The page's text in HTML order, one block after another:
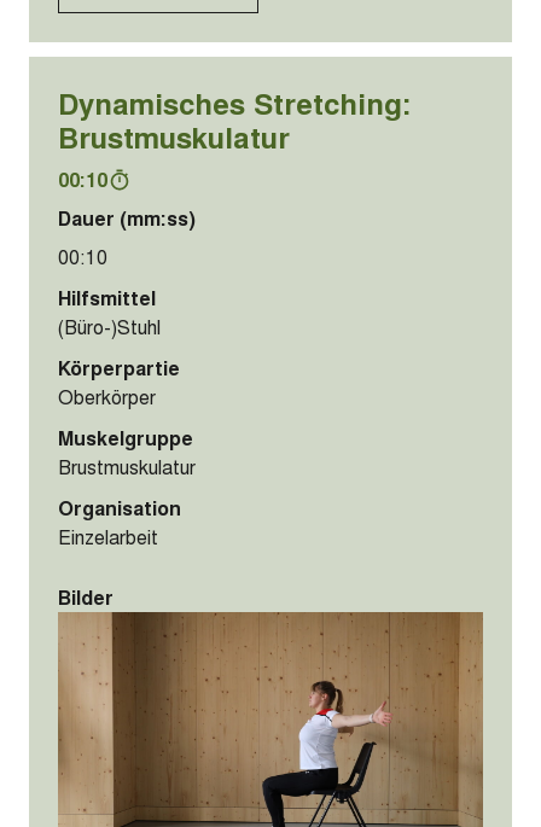
Dynamisches Stretching:
Brustmuskulatur
00:10
Dauer (mm:ss)
00:10
Hilfsmittel
(Büro-)Stuhl
Körperpartie
Oberkörper
Muskelgruppe
Brustmuskulatur
Organisation
Einzelarbeit
Bilder